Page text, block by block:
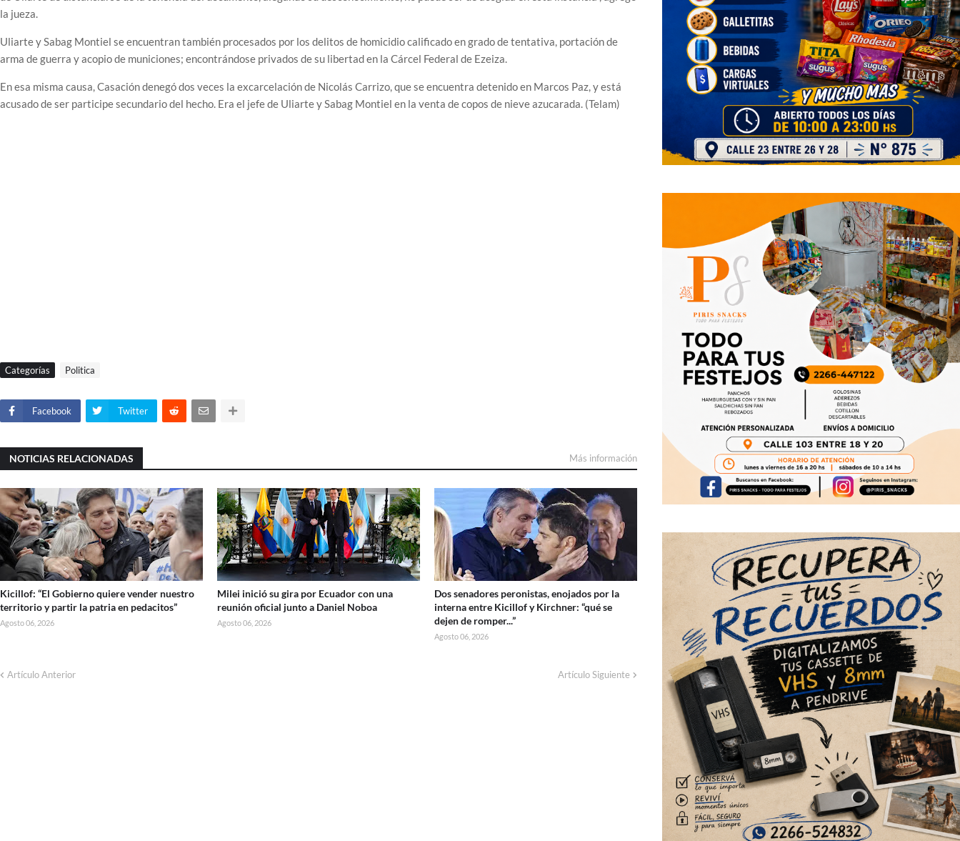
la jueza.
Uliarte y Sabag Montiel se encuentran también procesados por los delitos de homicidio calificado en grado de tentativa, portación de
arma de guerra y acopio de municiones; encontrándose privados de su libertad en la Cárcel Federal de Ezeiza.
En esa misma causa, Casación denegó dos veces la excarcelación de Nicolás Carrizo, que se encuentra detenido en Marcos Paz, y está
acusado de ser participe secundario del hecho. Era el jefe de Uliarte y Sabag Montiel en la venta de copos de nieve azucarada. (Telam)
Categorías Politica
Facebook Twitter
NOTICIAS RELACIONADAS Más información
Kicillof: “El Gobierno quiere vender nuestro
territorio y partir la patria en pedacitos”
Agosto 06, 2026
Milei inició su gira por Ecuador con una
reunión oficial junto a Daniel Noboa
Agosto 06, 2026
Dos senadores peronistas, enojados por la
interna entre Kicillof y Kirchner: “qué se
dejen de romper...”
Agosto 06, 2026
Artículo Anterior Artículo Siguiente